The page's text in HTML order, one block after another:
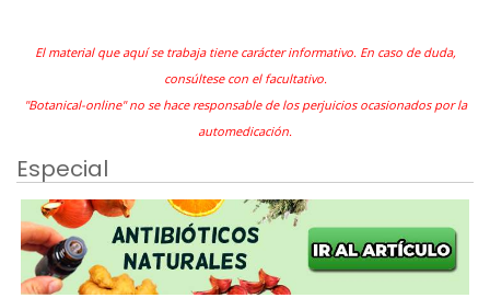
El material que aquí se trabaja tiene carácter informativo. En caso de duda,
consúltese con el facultativo.
"Botanical-online" no se hace responsable de los perjuicios ocasionados por la
automedicación.
Especial